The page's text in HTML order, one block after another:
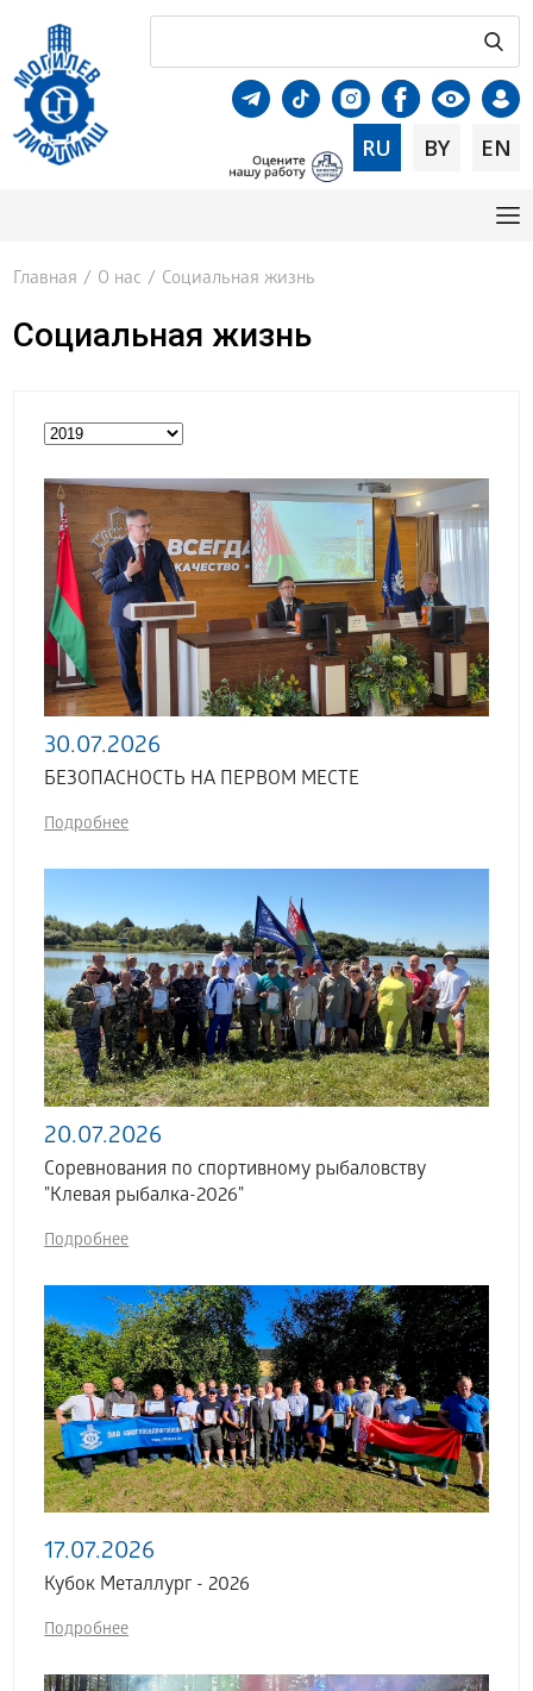
RU BY EN
Главная / О нас / Социальная жизнь
Социальная жизнь
30.07.2026
БЕЗОПАСНОСТЬ НА ПЕРВОМ МЕСТЕ
Подробнее
20.07.2026
Соревнования по спортивному рыбаловству
"Клевая рыбалка-2026"
Подробнее
17.07.2026
Кубок Металлург - 2026
Подробнее